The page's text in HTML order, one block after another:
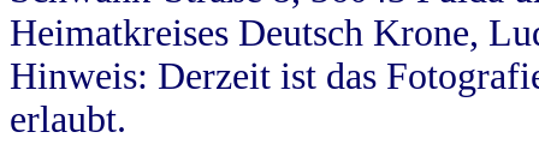
Heimatkreises Deutsch Krone,
Hinweis: Derzeit ist das
erlaubt.